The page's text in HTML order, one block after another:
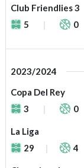
Club Friendlies 3
5
0
2023/2024
Copa Del Rey
3
0
La Liga
29
4